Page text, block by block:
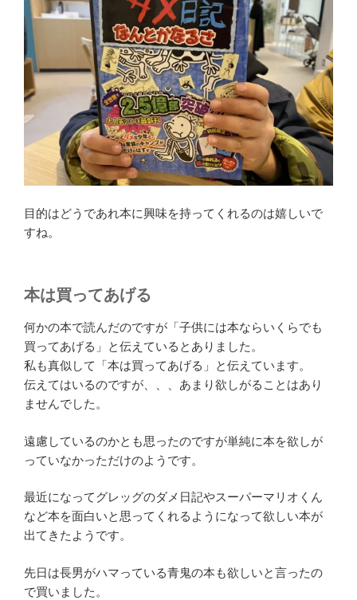
目的はどうであれ本に興味を持ってくれるのは嬉しいで
すね。
本は買ってあげる
何かの本で読んだのですが「子供には本ならいくらでも
買ってあげる」と伝えているとありました。
私も真似して「本は買ってあげる」と伝えています。
伝えてはいるのですが、、、あまり欲しがることはあり
ませんでした。
遠慮しているのかとも思ったのですが単純に本を欲しが
っていなかっただけのようです。
最近になってグレッグのダメ日記やスーパーマリオくん
など本を面白いと思ってくれるようになって欲しい本が
出てきたようです。
先日は長男がハマっている青鬼の本も欲しいと言ったの
で買いました。